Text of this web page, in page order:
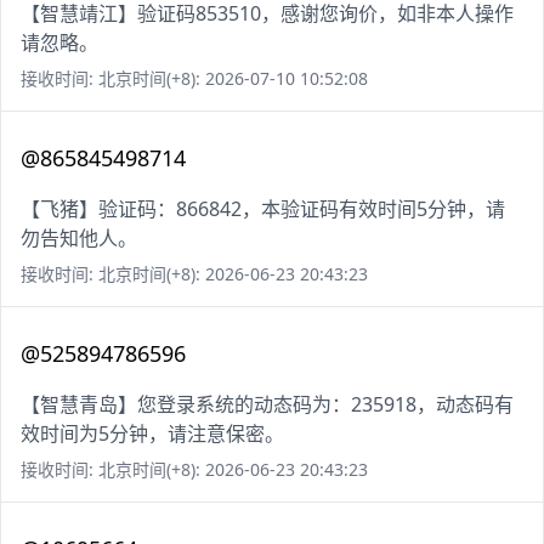
【智慧靖江】验证码853510，感谢您询价，如非本人操作
请忽略。
接收时间: 北京时间(+8): 2026-07-10 10:52:08
@865845498714
【飞猪】验证码：866842，本验证码有效时间5分钟，请
勿告知他人。
接收时间: 北京时间(+8): 2026-06-23 20:43:23
@525894786596
【智慧青岛】您登录系统的动态码为：235918，动态码有
效时间为5分钟，请注意保密。
接收时间: 北京时间(+8): 2026-06-23 20:43:23